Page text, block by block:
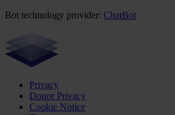
Bot technology provider: ChatBot
Privacy
Donor Privacy
Cookie Notice